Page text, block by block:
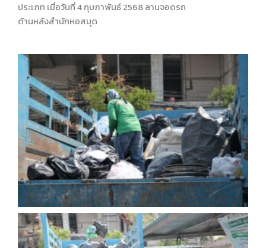
ประเภท เมื่อวันที่ 4 กุมภาพันธ์ 2568 ลานจอดรถ
ด้านหลังสำนักหอสมุด